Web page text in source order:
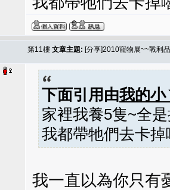
第11樓 文章主題: [分享]2010寵物展~~戰利品
下面引用由我的小
家裡我養5隻~全
我都帶牠們去卡
我一直以為你只有